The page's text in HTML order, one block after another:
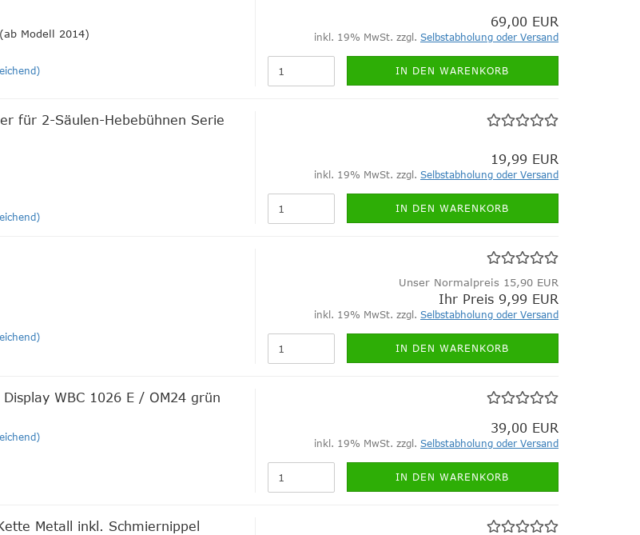
Modell 2014)
69,00 EUR
inkl. 19% MwSt. zzgl. Selbstabholung oder Versand
IN DEN WARENKORB
für 2-Säulen-Hebebühnen Serie
19,99 EUR
inkl. 19% MwSt. zzgl. Selbstabholung oder Versand
IN DEN WARENKORB
Unser Normalpreis 15,90 EUR
Ihr Preis 9,99 EUR
inkl. 19% MwSt. zzgl. Selbstabholung oder Versand
IN DEN WARENKORB
WBC 1026 E / OM24 grün
39,00 EUR
inkl. 19% MwSt. zzgl. Selbstabholung oder Versand
IN DEN WARENKORB
Metall inkl. Schmiernippel